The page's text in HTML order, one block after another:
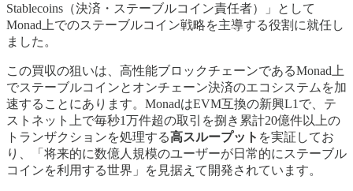
Stablecoins（決済・ステーブルコイン責任者）」として
Monad上でのステーブルコイン戦略を主導する役割に就任し
ました。
この買収の狙いは、高性能ブロックチェーンであるMonad上
でステーブルコインとオンチェーン決済のエコシステムを加
速することにあります。MonadはEVM互換の新興L1で、テ
ストネット上で毎秒1万件超の取引を捌き累計20億件以上の
トランザクションを処理する高スループット を実証してお
り、「将来的に数億人規模のユーザーが日常的にステーブル
コインを利用する世界」を見据えて開発されています。